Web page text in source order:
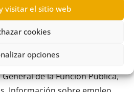
visitar el sitio web
cookies
opciones
Públicas Justicia y
de la Función Pública,